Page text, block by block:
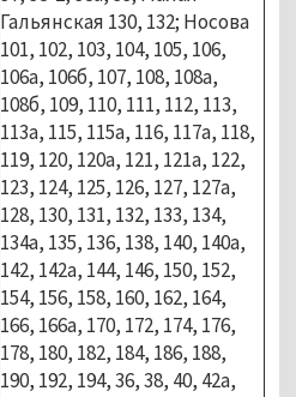
Гальянская 130, 132; Носова
101, 102, 103, 104, 105, 106,
106а, 106б, 107, 108, 108а,
108б, 109, 110, 111, 112, 113,
113а, 115, 115а, 116, 117а, 118,
119, 120, 120а, 121, 121а, 122,
123, 124, 125, 126, 127, 127а,
128, 130, 131, 132, 133, 134,
134а, 135, 136, 138, 140, 140а,
142, 142а, 144, 146, 150, 152,
154, 156, 158, 160, 162, 164,
166, 166а, 170, 172, 174, 176,
178, 180, 182, 184, 186, 188,
190, 192, 194, 36, 38, 40, 42а,